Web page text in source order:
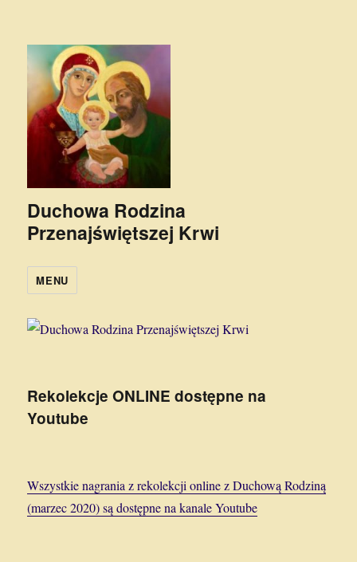
Duchowa Rodzina
Przenajświętszej Krwi
MENU
Rekolekcje ONLINE dostępne na
Youtube
Wszystkie nagrania z rekolekcji online z Duchową Rodziną
(marzec 2020) są dostępne na kanale Youtube